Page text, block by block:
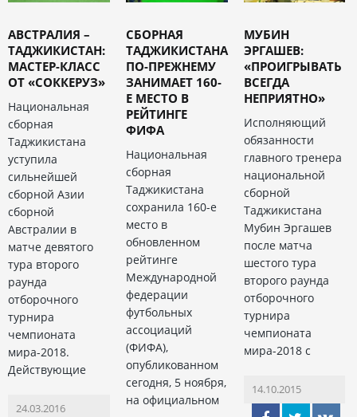
АВСТРАЛИЯ –
ТАДЖИКИСТАН:
МАСТЕР-КЛАСС
ОТ «СОККЕРУЗ»
Национальная
сборная
Таджикистана
уступила
сильнейшей
сборной Азии
сборной
Австралии в
матче девятого
тура второго
раунда
отборочного
турнира
чемпионата
мира-2018.
Действующие
24.03.2016
СБОРНАЯ
ТАДЖИКИСТАНА
ПО-ПРЕЖНЕМУ
ЗАНИМАЕТ 160-
Е МЕСТО В
РЕЙТИНГЕ
ФИФА
Национальная
сборная
Таджикистана
сохранила 160-е
место в
обновленном
рейтинге
Международной
федерации
футбольных
ассоциаций
(ФИФА),
опубликованном
сегодня, 5 ноября,
на официальном
МУБИН
ЭРГАШЕВ:
«ПРОИГРЫВАТЬ
ВСЕГДА
НЕПРИЯТНО»
Исполняющий
обязанности
главного тренера
национальной
сборной
Таджикистана
Мубин Эргашев
после матча
шестого тура
второго раунда
отборочного
турнира
чемпионата
мира-2018 с
14.10.2015